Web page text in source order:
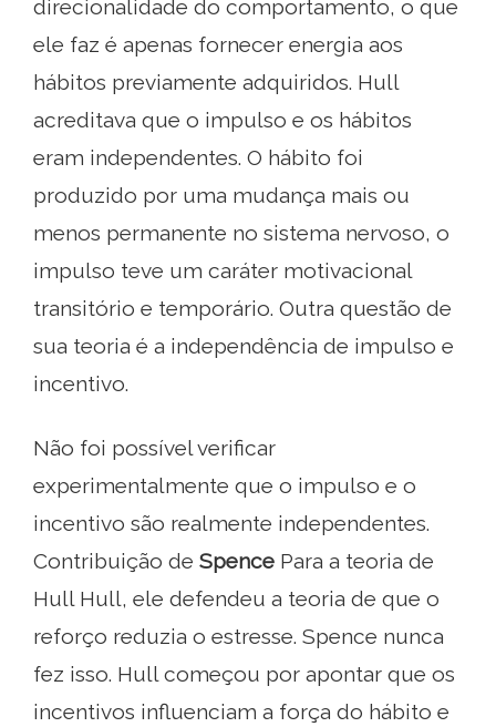
direcionalidade do comportamento, o que
ele faz é apenas fornecer energia aos
hábitos previamente adquiridos. Hull
acreditava que o impulso e os hábitos
eram independentes. O hábito foi
produzido por uma mudança mais ou
menos permanente no sistema nervoso, o
impulso teve um caráter motivacional
transitório e temporário. Outra questão de
sua teoria é a independência de impulso e
incentivo.
Não foi possível verificar
experimentalmente que o impulso e o
incentivo são realmente independentes.
Contribuição de Spence Para a teoria de
Hull Hull, ele defendeu a teoria de que o
reforço reduzia o estresse. Spence nunca
fez isso. Hull começou por apontar que os
incentivos influenciam a força do hábito e